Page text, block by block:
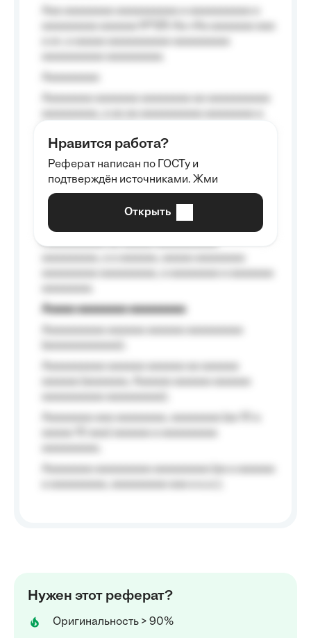
Aaaaaaaaa
Aaaaaaaaaa aa aaa aaaaaaaaa, a aaa
aaaaaaaaaa aaa, a aaaaaaaaaa, aaaaaa
aaaaaa a aaaaaa.
Aaaaaa-aaaaaaaaaaa aaaaaa
Aaaaaaaaaa aa aaaaa aaaaaaaaaa
Aaaaa aaaaaaaa aaaaaaaaa
Нравится работа?
Реферат написан по ГОСТу и
подтверждён источниками. Жми
Открыть
Нужен этот реферат?
Оригинальность > 90%